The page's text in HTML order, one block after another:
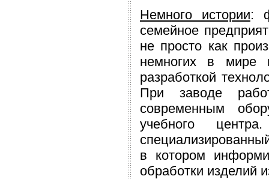
Немного истории:
семейное
не просто как
немногих в мире
разработкой
При заводе
современным
учебного
в котором
обработки изделий